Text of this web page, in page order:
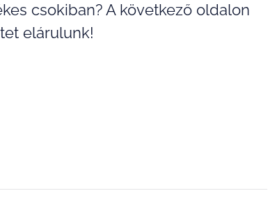
csokiban? A következő oldalon
elárulunk!